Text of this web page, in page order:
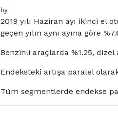
by
2019 yılı Haziran ayı ikinci el
geçen yılın aynı ayına göre
Benzinli araçlarda %1.25,
Endeksteki artışa paralel
Tüm segmentlerde endekse